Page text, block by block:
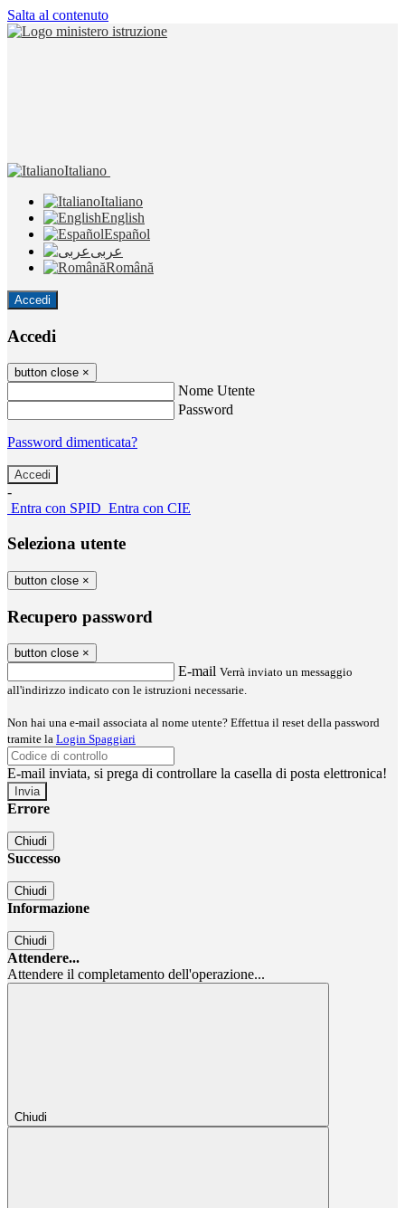
Salta al contenuto
Italiano
Italiano
English
Español
عربى
Română
Accedi
Accedi
button close ×
Nome Utente
Password
Password dimenticata?
-
Entra con SPID Entra con CIE
Seleziona utente
button close ×
Recupero password
button close ×
E-mail Verrà inviato un messaggio
all'indirizzo indicato con le istruzioni necessarie.
Non hai una e-mail associata al nome utente? Effettua il reset della password
tramite la Login Spaggiari
E-mail inviata, si prega di controllare la casella di posta elettronica!
Errore
Chiudi
Successo
Chiudi
Informazione
Chiudi
Attendere...
Attendere il completamento dell'operazione...
Chiudi